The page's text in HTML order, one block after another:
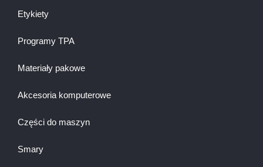
Etykiety
Programy TPA
Materiały pakowe
Akcesoria komputerowe
Części do maszyn
Smary